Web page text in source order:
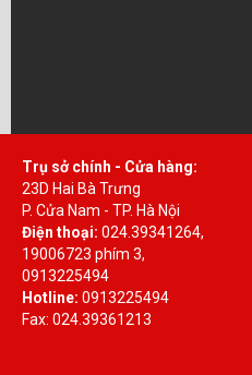
Trụ sở chính - Cửa hàng:
23D Hai Bà Trưng
P. Cửa Nam - TP. Hà Nội
Điện thoại: 024.39341264,
19006723 phím 3,
0913225494
Hotline: 0913225494
Fax: 024.39361213